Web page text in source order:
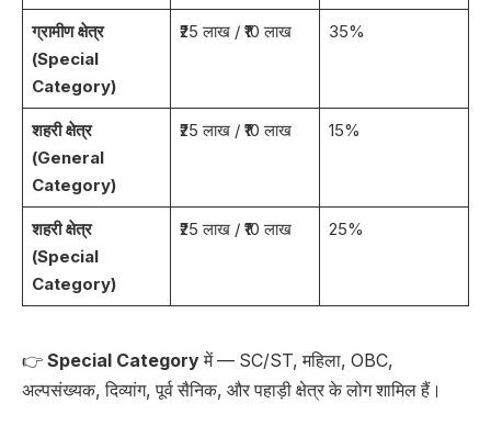
ग्रामीण क्षेत्र
(Special
Category)
₹25 लाख / ₹10 लाख 35%
शहरी क्षेत्र
(General
Category)
₹25 लाख / ₹10 लाख 15%
शहरी क्षेत्र
(Special
Category)
₹25 लाख / ₹10 लाख 25%
👉 Special Categoryमें — SC/ST, महिला, OBC,
अल्पसंख्यक, दिव्यांग, पूर्व सैनिक, और पहाड़ी क्षेत्र के लोग शामिल हैं।